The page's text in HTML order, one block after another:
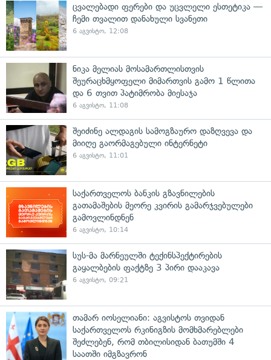
ცვალებადი ფერები და უცვლელი ესთეტიკა —
ჩემი თვალით დანახული სვანეთი
6 აგვისტო, 12:08
ნიკა მელიას მოსამართლისთვის
შეურაცხმყოფელი მიმართვის გამო 1 წლითა
და 6 თვით პატიმრობა მიესაჯა
6 აგვისტო, 11:08
შეიძინე ალდაგის სამოგზაურო დაზღვევა და
მიიღე გაორმაგებული ინტერნეტი
6 აგვისტო, 11:01
საქართველოს ბანკის გზავნილების
გათამაშების მეორე კვირის გამარჯვებულები
გამოვლინდნენ
6 აგვისტო, 10:14
სუს-მა მარნეულში ტექინსპექტირების
გაყალბების ფაქტზე 3 პირი დააკავა
6 აგვისტო, 09:21
თამარ იოსელიანი: აგვისტოს თვიდან
საქართველოს რკინიგზის მომხმარებლები
შეძლებენ, რომ თბილისიდან ბათუმში 4
საათში იმგზავრონ